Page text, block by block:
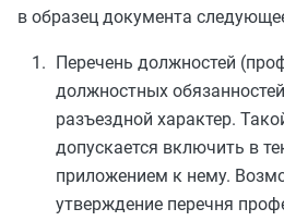
в образец документа
Перечень должностей
должностных
разъездной характер.
допускается включить в
приложением к нему.
утверждение перечня